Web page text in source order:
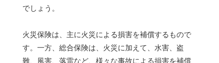
でしょう。
火災保険は、主に火災による損害を補償するもので
す。一方、総合保険は、火災に加えて、水害、盗
難、風害、落雷など、様々な事故による損害を補償